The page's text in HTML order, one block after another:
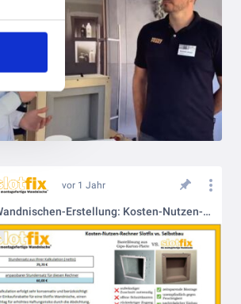
vor 1 Jahr
Wandnischen-Erstellung: Kosten-Nutzen-Kalkulation